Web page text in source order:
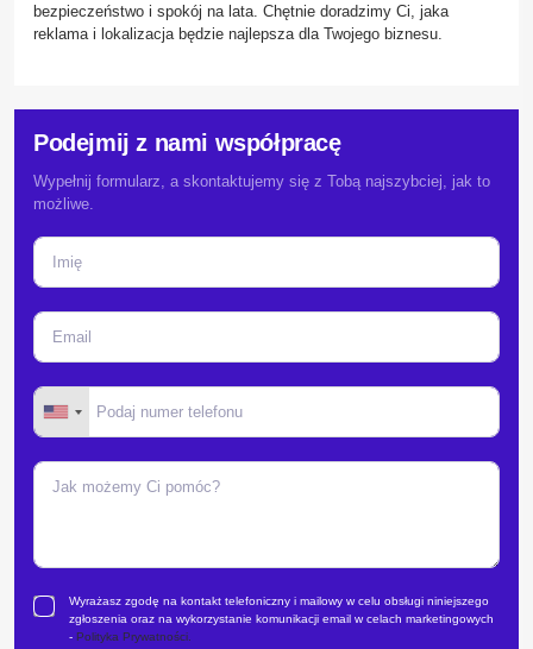
bezpieczeństwo i spokój na lata. Chętnie doradzimy Ci, jaka
reklama i lokalizacja będzie najlepsza dla Twojego biznesu.
Podejmij z nami współpracę
Wypełnij formularz, a skontaktujemy się z Tobą najszybciej, jak to
możliwe.
Wyrażasz zgodę na kontakt telefoniczny i mailowy w celu obsługi niniejszego
zgłoszenia oraz na wykorzystanie komunikacji email w celach marketingowych
- Polityka Prywatności.